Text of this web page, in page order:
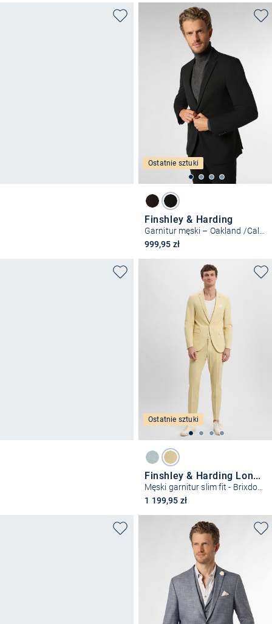
Ostatnie sztuki
Finshley & Harding
Garnitur męski – Oakland /California
999,95 zł
Ostatnie sztuki
Finshley & Harding London
1 199,95 zł